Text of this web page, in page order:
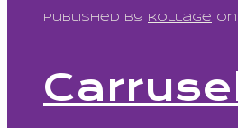
Published by kollage on
Carrusel